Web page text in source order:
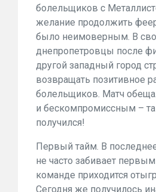
болельщиков с
желание продолжить
было неимоверным. В
днепропетровцы после
другой западный город
возвращать позитивное
болельщиков. Матч
и бескомпромиссным –
получился!
Первый тайм. В
не часто забивает
команде приходится
Сегодня же получилось